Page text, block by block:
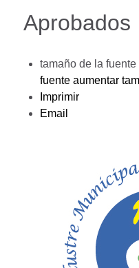
Aprobados
tamaño de la fuente
fuente aumentar
Imprimir
Email